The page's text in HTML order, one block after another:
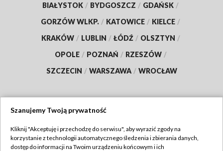
BIAŁYSTOK / BYDGOSZCZ / GDAŃSK /
GORZÓW WLKP. / KATOWICE / KIELCE /
KRAKÓW / LUBLIN / ŁÓDŹ / OLSZTYN /
OPOLE / POZNAŃ / RZESZÓW /
SZCZECIN / WARSZAWA / WROCŁAW
TVP
Szanujemy Twoją prywatność
Kliknij "Akceptuję i przechodzę do serwisu", aby wyrazić zgody na
korzystanie z technologii automatycznego śledzenia i zbierania danych,
dostęp do informacji na Twoim urządzeniu końcowym i ich